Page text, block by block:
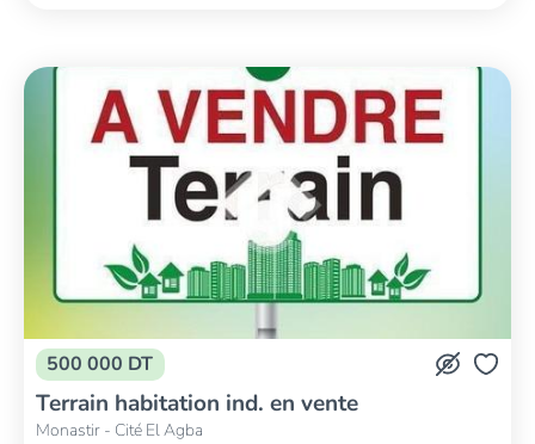
500 000 DT
Terrain habitation ind. en vente
Monastir - Cité El Agba